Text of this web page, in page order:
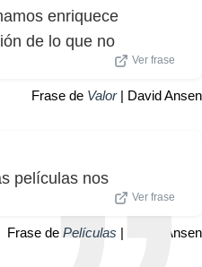
enriquece
de lo que no
Ver frase
Frase de Valor| David Ansen
películas nos
Ver frase
Frase de Películas | David Ansen